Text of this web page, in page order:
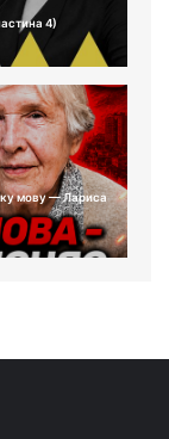
4)
мову — Лариса